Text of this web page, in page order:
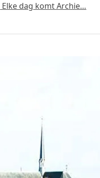
dag komt Archie…